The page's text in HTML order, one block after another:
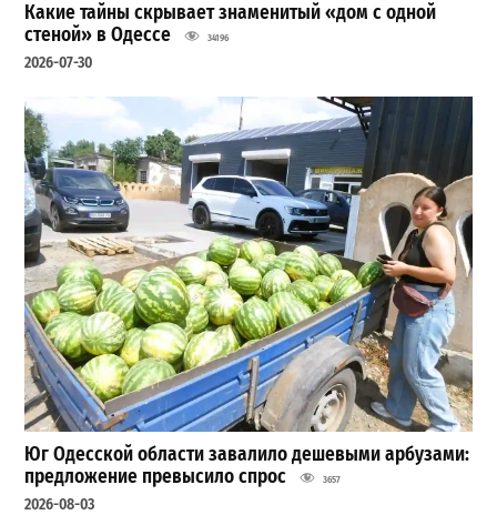
Какие тайны скрывает знаменитый «дом с одной
стеной» в Одессе
34196
2026-07-30
Юг Одесской области завалило дешевыми арбузами:
предложение превысило спрос
3657
2026-08-03